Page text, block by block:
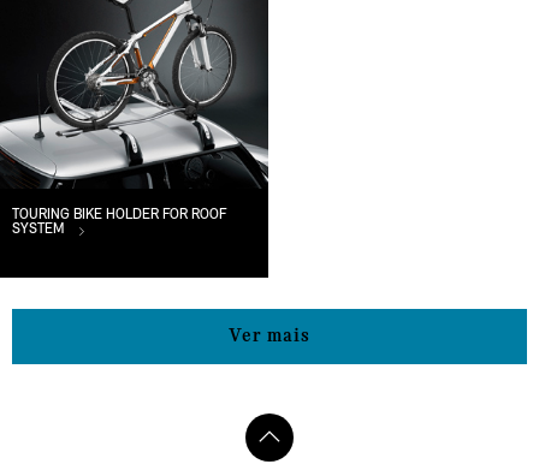
TOURING BIKE HOLDER FOR ROOF
SYSTEM
Ver mais